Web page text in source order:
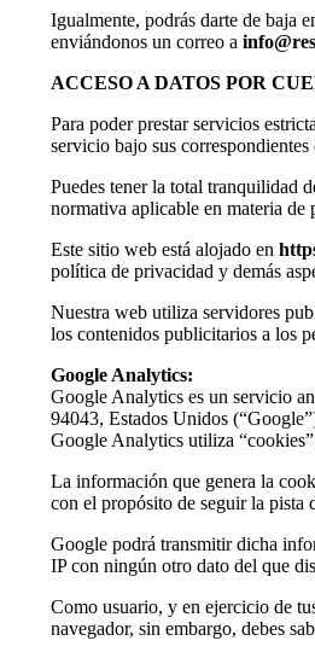
Igualmente, podrás darte de baja
enviándonos un correo a
ACCESO A DATOS POR
Para poder prestar servicios
servicio bajo sus
Puedes tener la total tranquilidad
normativa aplicable en materia de
Este sitio web está alojado en
política de privacidad y demás
Nuestra web utiliza servidores
los contenidos publicitarios a los
Google Analytics:
Google Analytics es un servicio
94043, Estados Unidos
Google Analytics utiliza
La información que genera la
con el propósito de seguir la pista
Google podrá transmitir dicha
IP con ningún otro dato del que
Como usuario, y en ejercicio de
navegador, sin embargo, debes